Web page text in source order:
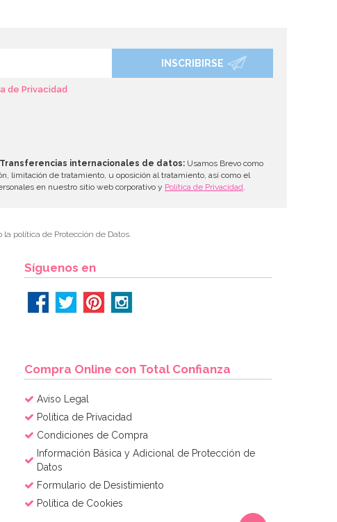
INSCRIBIRSE
de Privacidad
Transferencias internacionales de datos: Usamos Brevo como
limitación de tratamiento, u oposición al tratamiento, así como el
en nuestro sitio web corporativo y Política de Privacidad
política de Protección de Datos.
Síguenos en
Compra Online con Total Confianza
Aviso Legal
Política de Privacidad
Condiciones de Compra
Información Básica y Adicional de Protección de
Datos
Formulario de Desistimiento
Política de Cookies